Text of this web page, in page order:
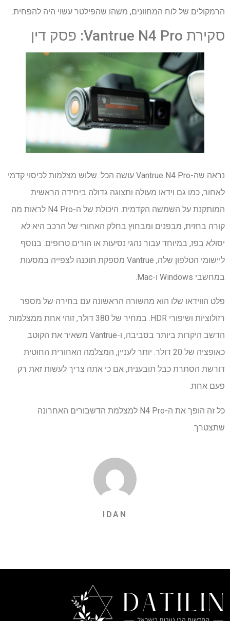
הרמקולים של לוח המחוונים, משהו שהפילטר עשוי היה להפחית.
סקירת Vantrue N4 Pro: פסק דין
נראה שה-Vantrue N4 Pro עושה הכל: שלוש מצלמות לכיסוי קדמי
לאחור, כמו גם וידאו מעולה ותצוגה גדולה ביחידה הראשית
המותקנת על השמשה הקדמית. היכולת של ה-N4 Pro לראות מה
קורה בחזית, מבפנים ומבחוץ בחלק האחורי של הרכב היא לא
יסולא בפז, במיוחד עבור נהגי נסיעות או הורים טרופים. בנוסף
ליישומי הטלפון שלה, Vantrue מספקת תוכנה לצפייה במסעות
במחשבי Windows ו-Mac.
פלט הווידאו שלו הוא מהשורה הראשונה עם בחירה של מספר
רזולוציות ושיפורי HDR. במחיר של 380 דולר, זוהי אחת ממצלמות
הדשב היקרות ביותר בסביבה, ו-Vantrue משאיר את הקוטב
כאופציה של 20 דולר. יותר לעניין, המצלמה האחורית החוטית
דורשת הסתרת כבל תובענית, אם כי אתה צריך לעשות זאת רק
פעם אחת.
כל זה הופך את ה-N4 Pro למצלמת הדשבורים האחרונה
שתצטרך.
IDAN